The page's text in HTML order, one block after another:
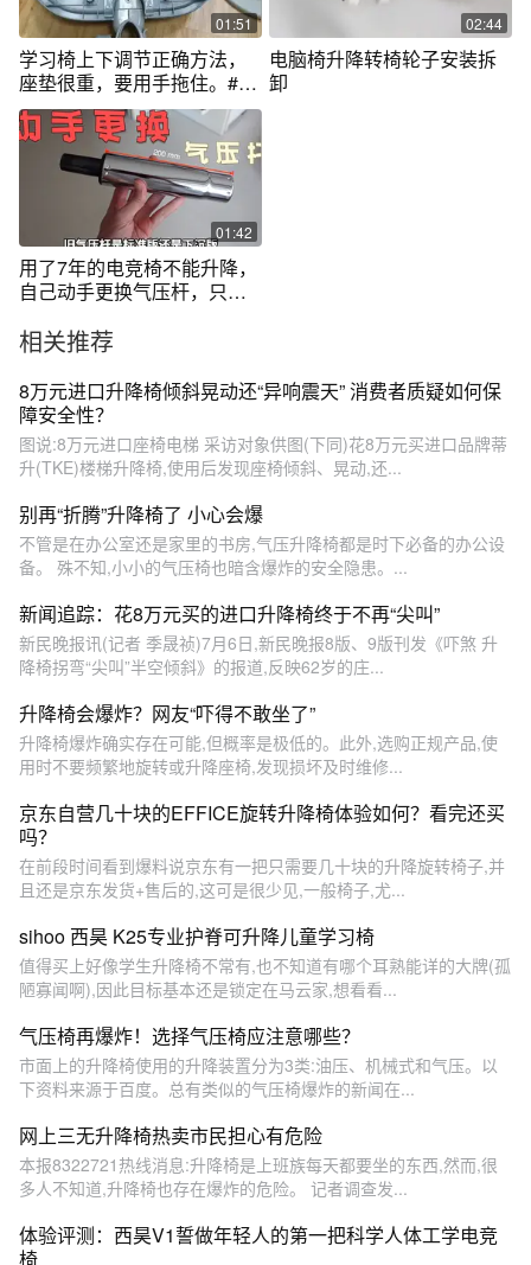
01:51
学习椅上下调节正确方法，
座垫很重，要用手拖住。#学
习椅推荐
02:44
电脑椅升降转椅轮子安装拆
卸
01:42
用了7年的电竞椅不能升降，
自己动手更换气压杆，只花
相关推荐
8万元进口升降椅倾斜晃动还“异响震天” 消费者质疑如何保
障安全性？
图说:8万元进口座椅电梯 采访对象供图(下同)花8万元买进口品牌蒂
升(TKE)楼梯升降椅,使用后发现座椅倾斜、晃动,还...
别再“折腾”升降椅了 小心会爆
不管是在办公室还是家里的书房,气压升降椅都是时下必备的办公设
备。 殊不知,小小的气压椅也暗含爆炸的安全隐患。...
新闻追踪：花8万元买的进口升降椅终于不再“尖叫”
新民晚报讯(记者 季晟祯)7月6日,新民晚报8版、9版刊发《吓煞 升
降椅拐弯“尖叫”半空倾斜》的报道,反映62岁的庄...
升降椅会爆炸？网友“吓得不敢坐了”
升降椅爆炸确实存在可能,但概率是极低的。此外,选购正规产品,使
用时不要频繁地旋转或升降座椅,发现损坏及时维修...
京东自营几十块的EFFICE旋转升降椅体验如何？看完还买
吗？
在前段时间看到爆料说京东有一把只需要几十块的升降旋转椅子,并
且还是京东发货+售后的,这可是很少见,一般椅子,尤...
sihoo 西昊 K25专业护脊可升降儿童学习椅
值得买上好像学生升降椅不常有,也不知道有哪个耳熟能详的大牌(孤
陋寡闻啊),因此目标基本还是锁定在马云家,想看看...
气压椅再爆炸！选择气压椅应注意哪些？
市面上的升降椅使用的升降装置分为3类:油压、机械式和气压。以
下资料来源于百度。总有类似的气压椅爆炸的新闻在...
网上三无升降椅热卖市民担心有危险
本报8322721热线消息:升降椅是上班族每天都要坐的东西,然而,很
多人不知道,升降椅也存在爆炸的危险。 记者调查发...
体验评测：西昊V1誓做年轻人的第一把科学人体工学电竞
椅